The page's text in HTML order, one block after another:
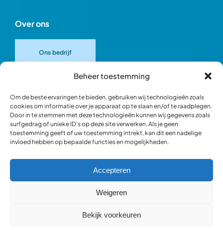
Beheer toestemming
Om de beste ervaringen te bieden, gebruiken wij technologieën zoals
cookies om informatie over je apparaat op te slaan en/of te raadplegen.
Door in te stemmen met deze technologieën kunnen wij gegevens zoals
surfgedrag of unieke ID's op deze site verwerken. Als je geen
toestemming geeft of uw toestemming intrekt, kan dit een nadelige
invloed hebben op bepaalde functies en mogelijkheden.
Accepteren
Weigeren
Bekijk voorkeuren
Over ons
Ons bedrijf
Ons team
Blik in de werkplaats
Webshop occasions